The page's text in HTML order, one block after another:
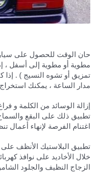
حان الوقت للحصول على
مطوية أو مطوية إلى أسفل ،
تمزيق أو تشوه النسيج ) .
مدار الساعة ، يمكنك
إزالة الوسائد من الكلمة و
تطبيق ذلك على البقع
اغتنام الفرصة لإنهاء أعمال
تطبيق البلاستيك الأنظف
خلال الأخاديد على نوافذ
الزجاج النظيف والجلود